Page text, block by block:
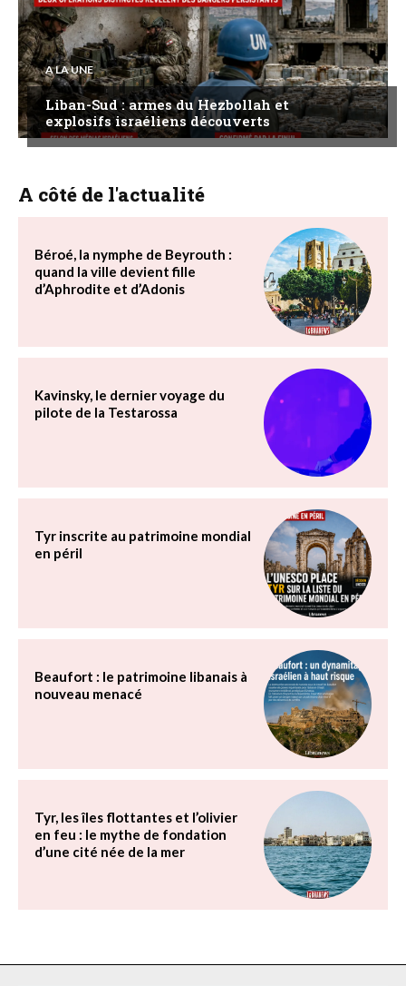
A LA UNE
Liban-Sud : armes du Hezbollah et
explosifs israéliens découverts
A côté de l'actualité
Béroé, la nymphe de Beyrouth :
quand la ville devient fille
d’Aphrodite et d’Adonis
Kavinsky, le dernier voyage du
pilote de la Testarossa
Tyr inscrite au patrimoine mondial
en péril
Beaufort : le patrimoine libanais à
nouveau menacé
Tyr, les îles flottantes et l’olivier
en feu : le mythe de fondation
d’une cité née de la mer